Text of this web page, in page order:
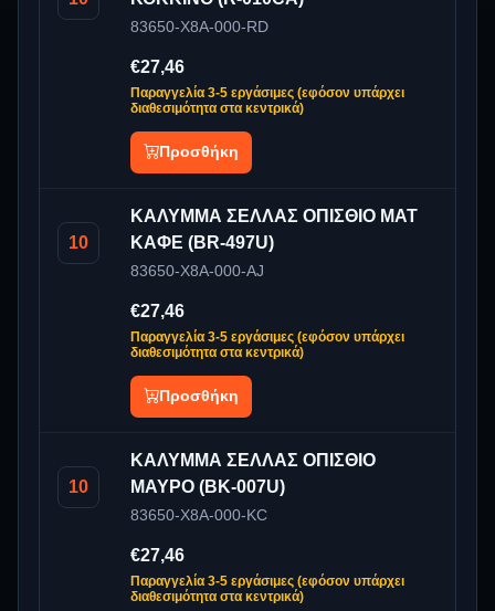
83650-X8A-000-RD
€27,46
Παραγγελία 3-5 εργάσιμες (εφόσον υπάρχει
διαθεσιμότητα στα κεντρικά)
Προσθήκη
10
ΚΑΛΥΜΜΑ ΣΕΛΛΑΣ ΟΠΙΣΘΙΟ ΜΑΤ
ΚΑΦΕ (BR-497U)
83650-X8A-000-AJ
€27,46
Παραγγελία 3-5 εργάσιμες (εφόσον υπάρχει
διαθεσιμότητα στα κεντρικά)
Προσθήκη
10
ΚΑΛΥΜΜΑ ΣΕΛΛΑΣ ΟΠΙΣΘΙΟ
ΜΑΥΡΟ (BK-007U)
83650-X8A-000-KC
€27,46
Παραγγελία 3-5 εργάσιμες (εφόσον υπάρχει
διαθεσιμότητα στα κεντρικά)